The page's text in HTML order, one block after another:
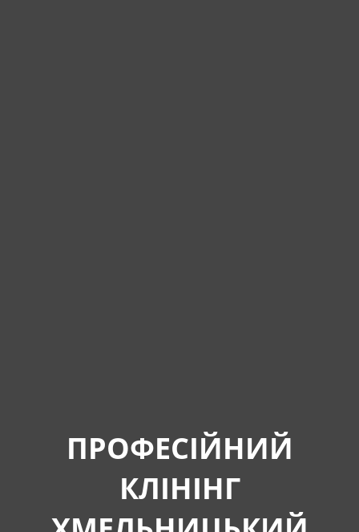
ПРОФЕСІЙНИЙ
КЛІНІНГ